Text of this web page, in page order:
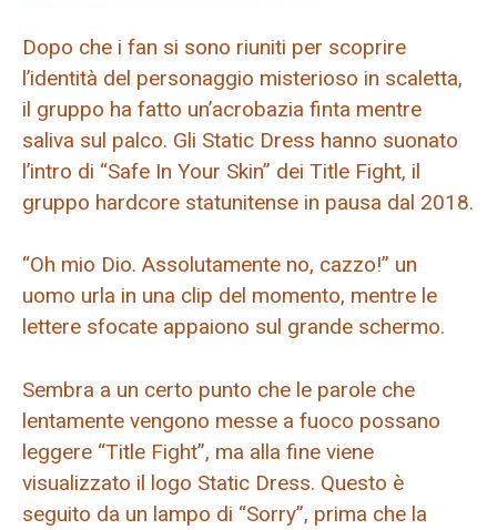
Dopo che i fan si sono riuniti per scoprire
l’identità del personaggio misterioso in scaletta,
il gruppo ha fatto un’acrobazia finta mentre
saliva sul palco. Gli Static Dress hanno suonato
l’intro di “Safe In Your Skin” dei Title Fight, il
gruppo hardcore statunitense in pausa dal 2018.
“Oh mio Dio. Assolutamente no, cazzo!” un
uomo urla in una clip del momento, mentre le
lettere sfocate appaiono sul grande schermo.
Sembra a un certo punto che le parole che
lentamente vengono messe a fuoco possano
leggere “Title Fight”, ma alla fine viene
visualizzato il logo Static Dress. Questo è
seguito da un lampo di “Sorry”, prima che la